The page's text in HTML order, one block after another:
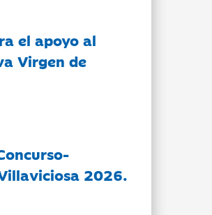
el apoyo al
Virgen de
2026.